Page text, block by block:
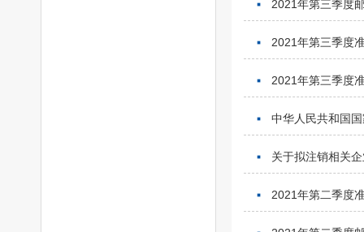
2021年第三季度
2021年第三季度
2021年第三季度
中华人民共和国
关于拟注销相关
2021年第二季度